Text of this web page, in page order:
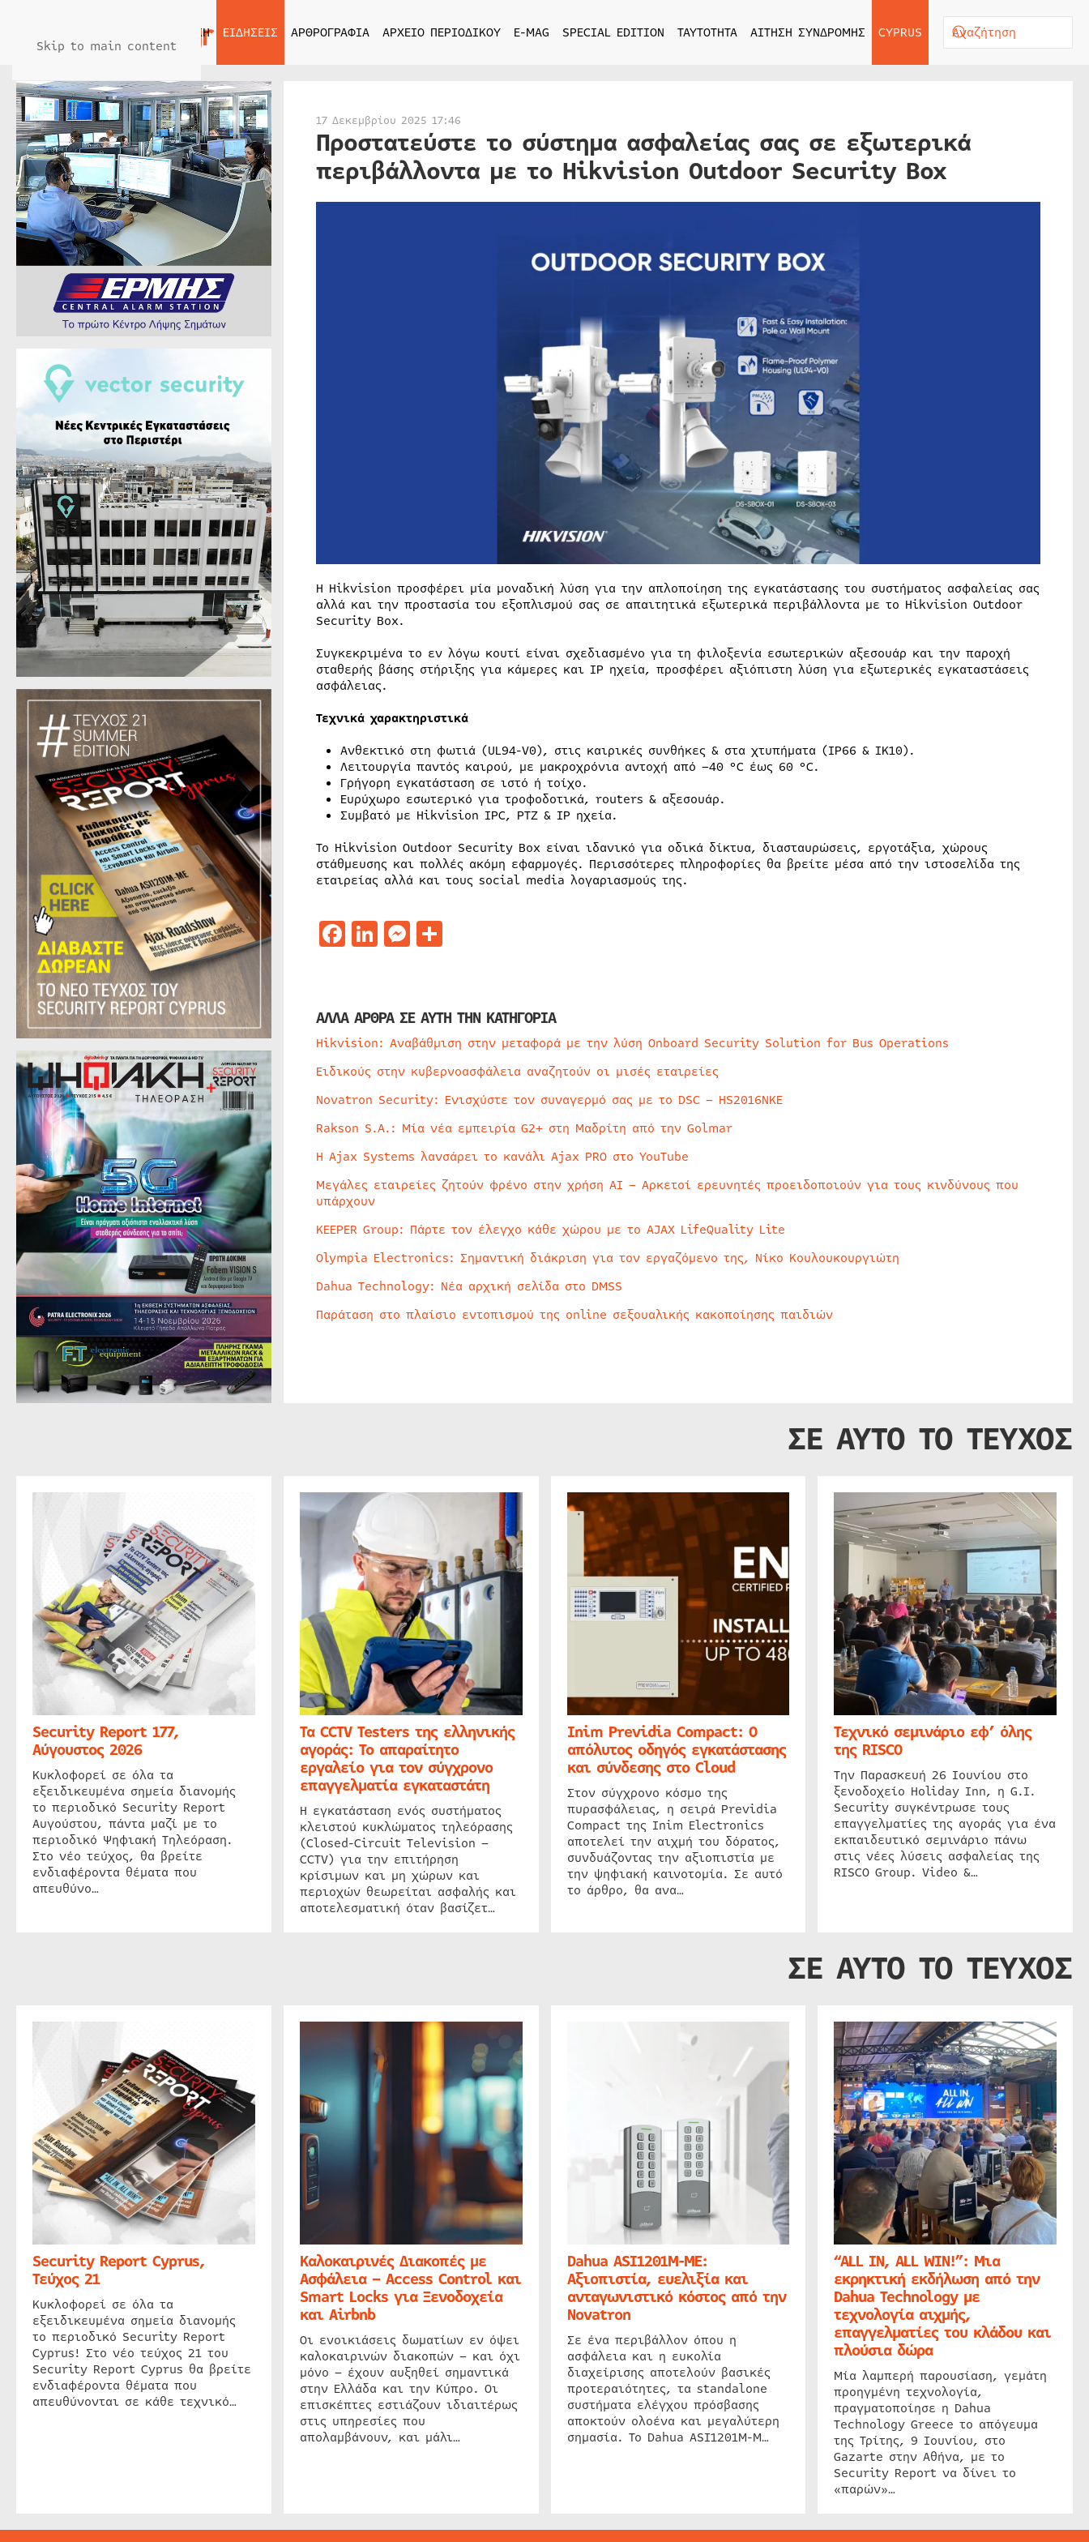
Skip to main content
ΑΡΧΙΚΗ ΕΙΔΗΣΕΙΣ ΑΡΘΡΟΓΡΑΦΙΑ ΑΡΧΕΙΟ ΠΕΡΙΟΔΙΚΟΥ E-MAG SPECIAL EDITION ΤΑΥΤΟΤΗΤΑ ΑΙΤΗΣΗ ΣΥΝΔΡΟΜΗΣ CYPRUS
17 Δεκεμβρίου 2025 17:46
Προστατεύστε το σύστημα ασφαλείας σας σε εξωτερικά
περιβάλλοντα με το Hikvision Outdoor Security Box
Η Hikvision προσφέρει μία μοναδική λύση για την απλοποίηση της εγκατάστασης του συστήματος ασφαλείας σας
αλλά και την προστασία του εξοπλισμού σας σε απαιτητικά εξωτερικά περιβάλλοντα με το Hikvision Outdoor
Security Box.
Συγκεκριμένα το εν λόγω κουτί είναι σχεδιασμένο για τη φιλοξενία εσωτερικών αξεσουάρ και την παροχή
σταθερής βάσης στήριξης για κάμερες και IP ηχεία, προσφέρει αξιόπιστη λύση για εξωτερικές εγκαταστάσεις
ασφάλειας.
Τεχνικά χαρακτηριστικά
Ανθεκτικό στη φωτιά (UL94-V0), στις καιρικές συνθήκες & στα χτυπήματα (IP66 & IK10).
Λειτουργία παντός καιρού, με μακροχρόνια αντοχή από –40 °C έως 60 °C.
Γρήγορη εγκατάσταση σε ιστό ή τοίχο.
Ευρύχωρο εσωτερικό για τροφοδοτικά, routers & αξεσουάρ.
Συμβατό με Hikvision IPC, PTZ & IP ηχεία.
Το Hikvision Outdoor Security Box είναι ιδανικό για οδικά δίκτυα, διασταυρώσεις, εργοτάξια, χώρους
στάθμευσης και πολλές ακόμη εφαρμογές. Περισσότερες πληροφορίες θα βρείτε μέσα από την ιστοσελίδα της
εταιρείας αλλά και τους social media λογαριασμούς της.
Facebook
LinkedIn
Messenger
Μοιραστείτε
ΑΛΛΑ ΑΡΘΡΑ ΣΕ ΑΥΤΗ ΤΗΝ ΚΑΤΗΓΟΡΙΑ
Hikvision: Αναβάθμιση στην μεταφορά με την λύση Onboard Security Solution for Bus Operations
Ειδικούς στην κυβερνοασφάλεια αναζητούν οι μισές εταιρείες
Novatron Security: Ενισχύστε τον συναγερμό σας με το DSC – HS2016NKE
Rakson S.A.: Μία νέα εμπειρία G2+ στη Μαδρίτη από την Golmar
Η Ajax Systems λανσάρει το κανάλι Ajax PRO στο YouTube
Μεγάλες εταιρείες ζητούν φρένο στην χρήση AI – Αρκετοί ερευνητές προειδοποιούν για τους κινδύνους που
υπάρχουν
KEEPER Group: Πάρτε τον έλεγχο κάθε χώρου με το AJAX LifeQuality Lite
Olympia Electronics: Σημαντική διάκριση για τον εργαζόμενο της, Νίκο Κουλουκουργιώτη
Dahua Technology: Νέα αρχική σελίδα στο DMSS
Παράταση στο πλαίσιο εντοπισμού της online σεξουαλικής κακοποίησης παιδιών
ΣΕ ΑΥΤΟ ΤΟ ΤΕΥΧΟΣ
Security Report 177,
Αύγουστος 2026
Κυκλοφορεί σε όλα τα
εξειδικευμένα σημεία διανομής
το περιοδικό Security Report
Αυγούστου, πάντα μαζί με το
περιοδικό Ψηφιακή Τηλεόραση.
Στο νέο τεύχος, θα βρείτε
ενδιαφέροντα θέματα που
απευθύνο…
Τα CCTV Testers της ελληνικής
αγοράς: Το απαραίτητο
εργαλείο για τον σύγχρονο
επαγγελματία εγκαταστάτη
Η εγκατάσταση ενός συστήματος
κλειστού κυκλώματος τηλεόρασης
(Closed-Circuit Television –
CCTV) για την επιτήρηση
κρίσιμων και μη χώρων και
περιοχών θεωρείται ασφαλής και
αποτελεσματική όταν βασίζετ…
Inim Previdia Compact: Ο
απόλυτος οδηγός εγκατάστασης
και σύνδεσης στο Cloud
Στον σύγχρονο κόσμο της
πυρασφάλειας, η σειρά Previdia
Compact της Inim Electronics
αποτελεί την αιχμή του δόρατος,
συνδυάζοντας την αξιοπιστία με
την ψηφιακή καινοτομία. Σε αυτό
το άρθρο, θα ανα…
Τεχνικό σεμινάριο εφ’ όλης
της RISCO
Την Παρασκευή 26 Ιουνίου στο
ξενοδοχείο Holiday Inn, η G.I.
Security συγκέντρωσε τους
επαγγελματίες της αγοράς για ένα
εκπαιδευτικό σεμινάριο πάνω
στις νέες λύσεις ασφαλείας της
RISCO Group. Video &…
ΣΕ ΑΥΤΟ ΤΟ ΤΕΥΧΟΣ
Security Report Cyprus,
Τεύχος 21
Κυκλοφορεί σε όλα τα
εξειδικευμένα σημεία διανομής
το περιοδικό Security Report
Cyprus! Στο νέο τεύχος 21 του
Security Report Cyprus θα βρείτε
ενδιαφέροντα θέματα που
απευθύνονται σε κάθε τεχνικό…
Καλοκαιρινές Διακοπές με
Ασφάλεια – Access Control και
Smart Locks για Ξενοδοχεία
και Airbnb
Οι ενοικιάσεις δωματίων εν όψει
καλοκαιρινών διακοπών – και όχι
μόνο – έχουν αυξηθεί σημαντικά
στην Ελλάδα και την Κύπρο. Οι
επισκέπτες εστιάζουν ιδιαιτέρως
στις υπηρεσίες που
απολαμβάνουν, και μάλι…
Dahua ASI1201M-ME:
Αξιοπιστία, ευελιξία και
ανταγωνιστικό κόστος από την
Novatron
Σε ένα περιβάλλον όπου η
ασφάλεια και η ευκολία
διαχείρισης αποτελούν βασικές
προτεραιότητες, τα standalone
συστήματα ελέγχου πρόσβασης
αποκτούν ολοένα και μεγαλύτερη
σημασία. Το Dahua ASI1201M-M…
“ALL IN, ALL WIN!”: Μια
εκρηκτική εκδήλωση από την
Dahua Technology με
τεχνολογία αιχμής,
επαγγελματίες του κλάδου και
πλούσια δώρα
Μία λαμπερή παρουσίαση, γεμάτη
προηγμένη τεχνολογία,
πραγματοποίησε η Dahua
Technology Greece το απόγευμα
της Τρίτης, 9 Ιουνίου, στο
Gazarte στην Αθήνα, με το
Security Report να δίνει το
«παρών»…